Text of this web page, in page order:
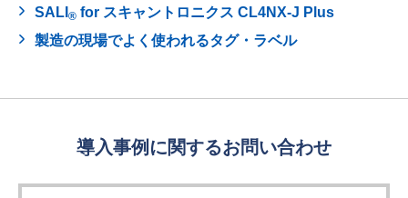
SALI ® for スキャントロニクス CL4NX-J Plus
製造の現場でよく使われるタグ・ラベル
導入事例に関するお問い合わせ